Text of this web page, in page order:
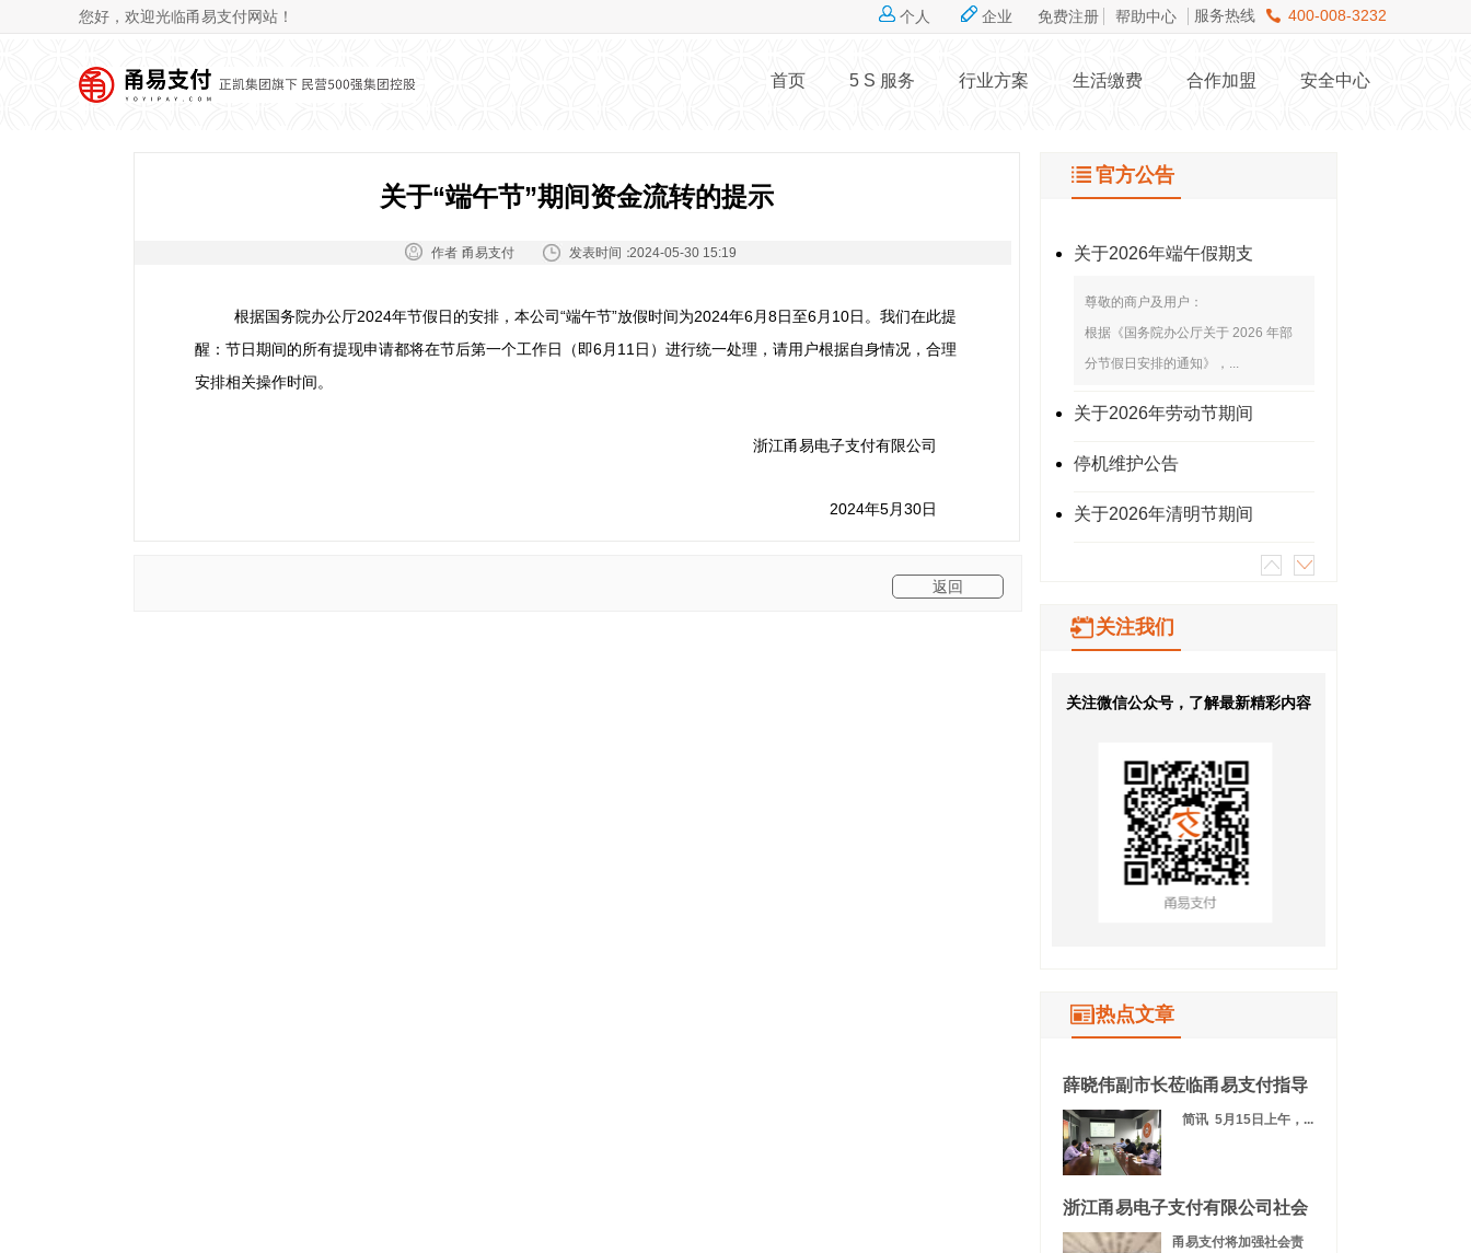
您好，欢迎光临甬易支付网站！ 免费注册 帮助中心 服务热线 400-008-3232
个人 企业
首页 5 S 服务 行业方案 生活缴费 合作加盟 安全中心
关于“端午节”期间资金流转的提示
作者：甬易支付 发表时间：2024-05-30 15:19
根据国务院办公厅2024年节假日的安排，本公司“端午节”放假时间为2024年6月8日至6月10日。我们在此提
醒：节日期间的所有提现申请都将在节后第一个工作日（即6月11日）进行统一处理，请用户根据自身情况，合理
安排相关操作时间。
浙江甬易电子支付有限公司
2024年5月30日
返回
官方公告
关于2026年端午假期支
尊敬的商户及用户：
根据《国务院办公厅关于 2026 年部
分节假日安排的通知》，...
关于2026年劳动节期间
停机维护公告
关于2026年清明节期间
关注我们
关注微信公众号，了解最新精彩内容
热点文章
薛晓伟副市长莅临甬易支付指导
简讯 5月15日上午，...
浙江甬易电子支付有限公司社会
甬易支付将加强社会责